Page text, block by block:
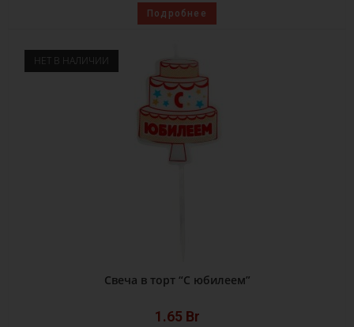
Подробнее
НЕТ В НАЛИЧИИ
Свеча в торт “С юбилеем”
1.65 Br